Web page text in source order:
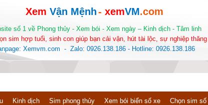
Xem Vận Mệnh- xemVM.com
số 1 về Phong thủy - Xem bói - Xem ngày – Kinh dịch - Tâm linh
sim hợp tuổi, sinh con giúp bạn cải vận, hút tài lộc, sự nghiệp
Xemvm.com - Zalo: 0926.138.186 - Hotline: 0926.138.186
Kinh dịch Sim phong thủy Xem bói biển số xe Chọn sim số